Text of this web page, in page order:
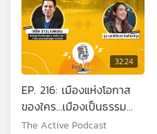
32:24
EP. 216: เมืองแห่งโอกาส
ของใคร...เมืองเป็นธรรม
สร้างได้กี่โมง
The Active Podcast